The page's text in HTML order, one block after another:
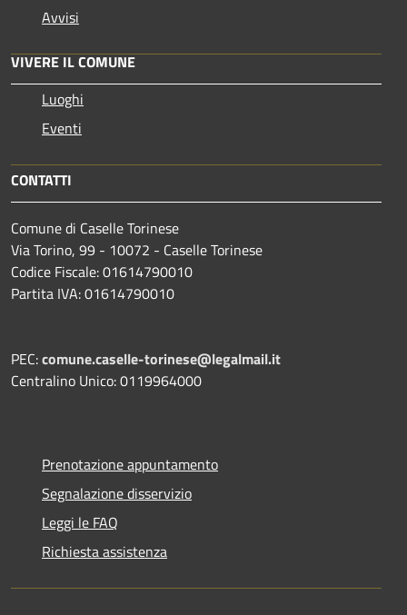
Avvisi
VIVERE IL COMUNE
Luoghi
Eventi
CONTATTI
Comune di Caselle Torinese
Via Torino, 99 - 10072 - Caselle Torinese
Codice Fiscale: 01614790010
Partita IVA: 01614790010
PEC:comune.caselle-torinese@legalmail.it
Centralino Unico: 0119964000
Prenotazione appuntamento
Segnalazione disservizio
Leggi le FAQ
Richiesta assistenza